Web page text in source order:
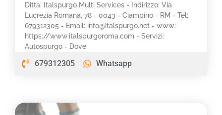
Ditta: Italspurgo Multi Services - Indirizzo: Via
Lucrezia Romana, 78 - 0043 - Ciampino - RM - Tel:
679312305 - Email: info@italspurgo.net - www:
https://www.italspurgoroma.com - Servizi:
Autospurgo - Dove
679312305 Whatsapp